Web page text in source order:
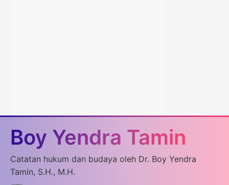
Boy Yendra Tamin
Catatan hukum dan budaya oleh Dr. Boy Yendra
Tamin, S.H., M.H.